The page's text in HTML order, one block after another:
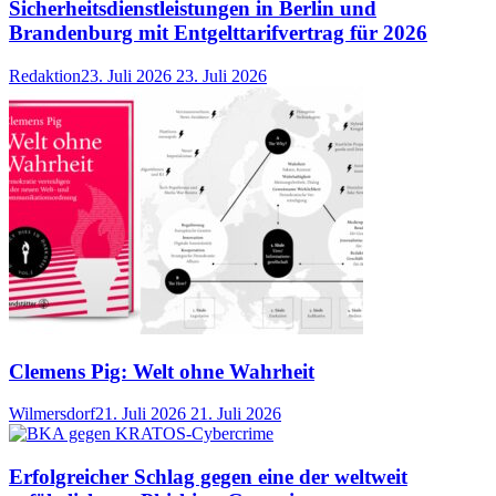
Sicherheitsdienstleistungen in Berlin und
Brandenburg mit Entgelttarifvertrag für 2026
Redaktion23. Juli 2026 23. Juli 2026
Clemens Pig: Welt ohne Wahrheit
Wilmersdorf21. Juli 2026 21. Juli 2026
Erfolgreicher Schlag gegen eine der weltweit